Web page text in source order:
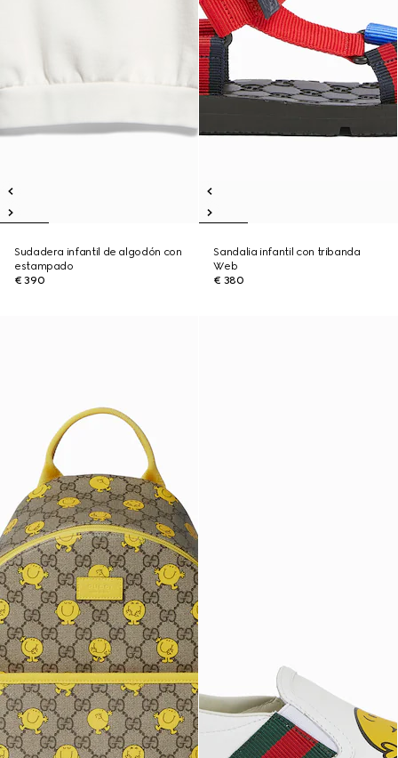
Sudadera infantil de algodón con
estampado
€ 390
Sandalia infantil con tribanda
Web
€ 380